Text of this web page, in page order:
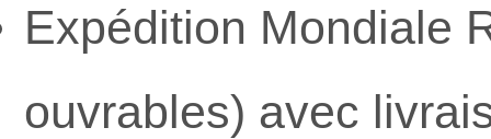
Expédition Mondiale
ouvrables) avec